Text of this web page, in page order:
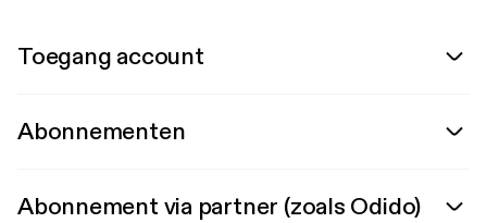
Toegang account
Abonnementen
Abonnement via partner (zoals Odido)